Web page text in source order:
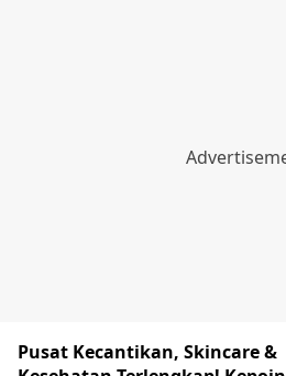
Pusat Kecantikan, Skincare &